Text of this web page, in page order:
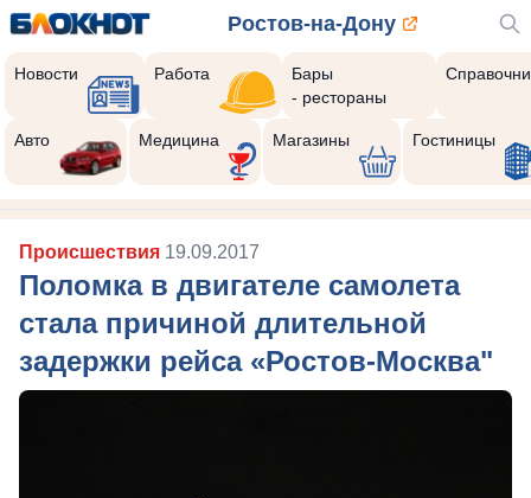
Ростов-на-Дону
Новости Работа
Бары
- рестораны
Авто Медицина Магазины Гостиницы
Происшествия 19.09.2017
Поломка в двигателе самолета
стала причиной длительной
задержки рейса «Ростов-Москва"